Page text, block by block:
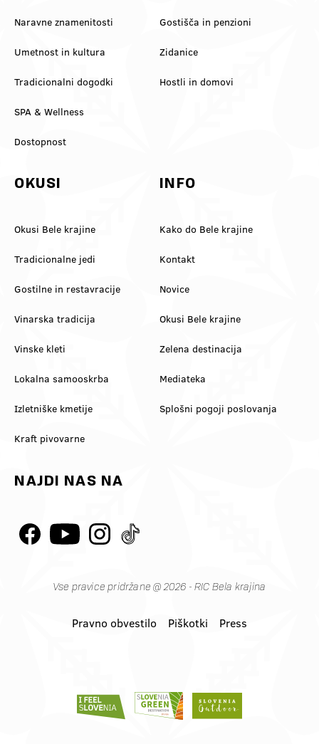
Naravne znamenitosti
Umetnost in kultura
Tradicionalni dogodki
SPA & Wellness
Dostopnost
Gostišča in penzioni
Zidanice
Hostli in domovi
OKUSI
Okusi Bele krajine
Tradicionalne jedi
Gostilne in restavracije
Vinarska tradicija
Vinske kleti
Lokalna samooskrba
Izletniške kmetije
Kraft pivovarne
INFO
Kako do Bele krajine
Kontakt
Novice
Okusi Bele krajine
Zelena destinacija
Mediateka
Splošni pogoji poslovanja
NAJDI NAS NA
Vse pravice pridržane @ 2026 - RIC Bela krajina
Pravno obvestilo Piškotki Press